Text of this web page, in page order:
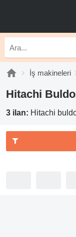
İş makineleri
Hitachi
3 ilan: Hitachi